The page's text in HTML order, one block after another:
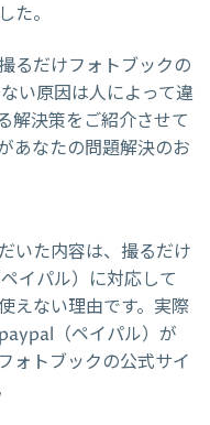
た。
るだけフォトブックの
い原因は人によって違
解決策をご紹介させて
あなたの問題解決のお
いた内容は、撮るだけ
イパル）に対応して
えない理由です。実際
（ペイパル）が
ォトブックの公式サイ